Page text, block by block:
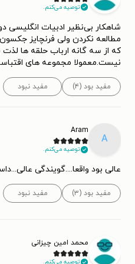
توصیه می‌کنم.
شاهکار بی‌نظیر ادبیات انگلیسی
مطالعه نکردن ولی فرنچایز
که از سه گانه ارباب حلقه ها
نیست.معمولا مجموعه های
مفید بود (۴) مفید نبود
A
Aram
توصیه می‌کنم.
عالی بود واقعا....گویندگی
مفید بود (۳) مفید نبود
محمد امین چیزانی
توصیه می‌کنم.